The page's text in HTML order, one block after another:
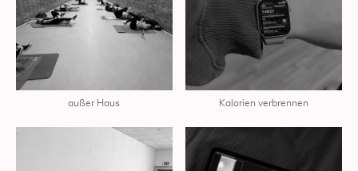
außer Haus Kalorien verbrennen